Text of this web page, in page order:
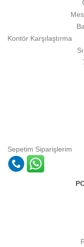
Kontör Karşılaştırma
Sepetim Siparişlerim